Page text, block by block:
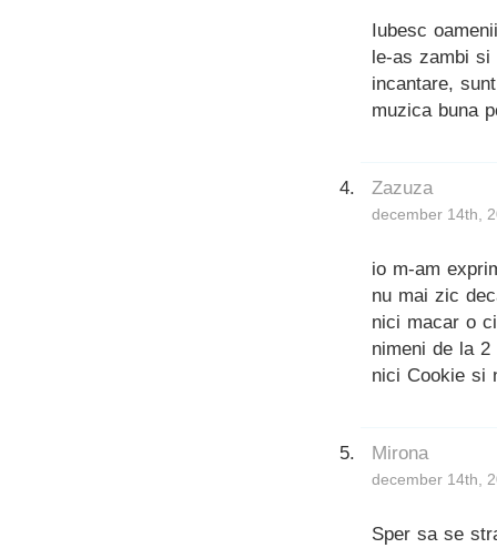
Iubesc
le-as zambi
incantare,
muzica buna
Zazuza
december 14th,
io m-am
nu mai zic
nici macar o
nimeni de la
nici Cookie si
Mirona
december 14th,
Sper sa se